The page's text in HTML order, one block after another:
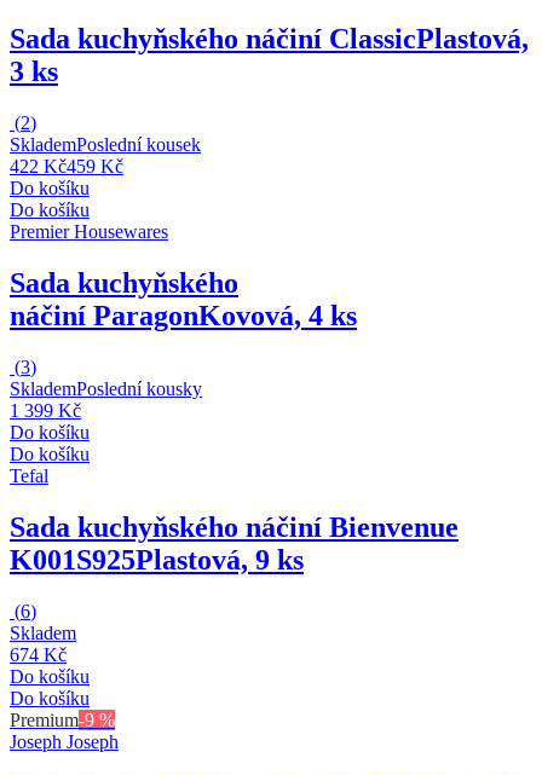
Sada kuchyňského náčiní ClassicPlastová,
3 ks
(2)
SklademPoslední kousek
422 Kč459 Kč
Do košíku
Do košíku
Premier Housewares
Sada kuchyňského
náčiní ParagonKovová, 4 ks
(3)
SklademPoslední kousky
1 399 Kč
Do košíku
Do košíku
Tefal
Sada kuchyňského náčiní Bienvenue
K001S925Plastová, 9 ks
(6)
Skladem
674 Kč
Do košíku
Do košíku
Premium-9 %
Joseph Joseph